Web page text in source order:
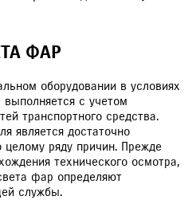
ФАР
оборудовании в условиях
выполняется с учетом
транспортного средства.
является достаточно
целому ряду причин. Прежде
технического осмотра,
фар определяют
службы.